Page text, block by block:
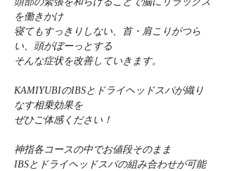
を働きかけ
寝てもすっきりしない、首・肩こりがつら
い、頭がぼーっとする
そんな症状を改善していきます。
KAMIYUBIのIBSとドライヘッドスパが織り
なす相乗効果を
ぜひご体感ください！
神指各コースの中でお値段そのまま
IBSとドライヘッドスパの組み合わせが可能